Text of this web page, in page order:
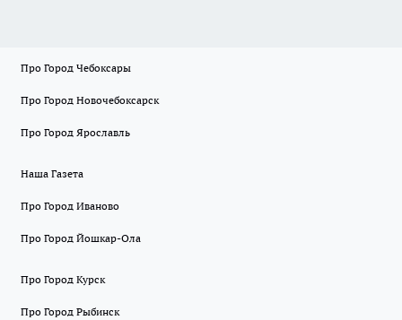
Про Город Чебоксары
Про Город Новочебоксарск
Про Город Ярославль
Наша Газета
Про Город Иваново
Про Город Йошкар-Ола
Про Город Курск
Про Город Рыбинск